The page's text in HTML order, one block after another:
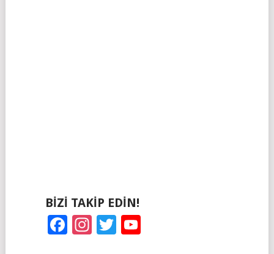
BIZI TAKIP EDIN!
Facebook
Instagram
Twitter